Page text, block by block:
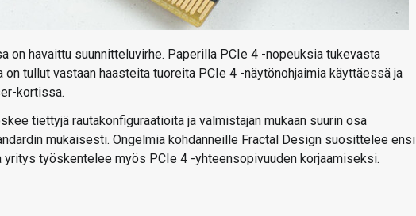
on havaittu suunnitteluvirhe. Paperilla PCIe 4 -nopeuksia tukevasta
tullut vastaan haasteita tuoreita PCIe 4 -näytönohjaimia käyttäessä ja
kortissa.
tiettyjä rautakonfiguraatioita ja valmistajan mukaan suurin osa
mukaisesti. Ongelmia kohdanneille Fractal Design suosittelee ensi
työskentelee myös PCIe 4 -yhteensopivuuden korjaamiseksi.